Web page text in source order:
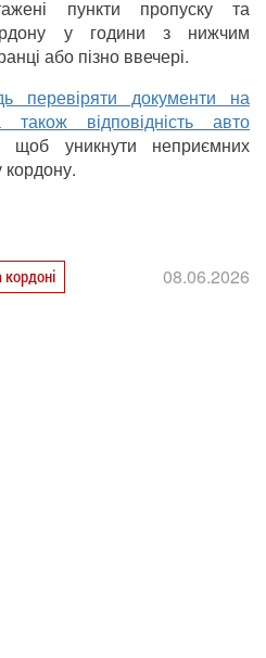
пункти пропуску та
у години з нижчим
або пізно ввечері.
перевіряти документи на
відповідність авто
щоб уникнути неприємних
кордону.
кордоні 08.06.2026